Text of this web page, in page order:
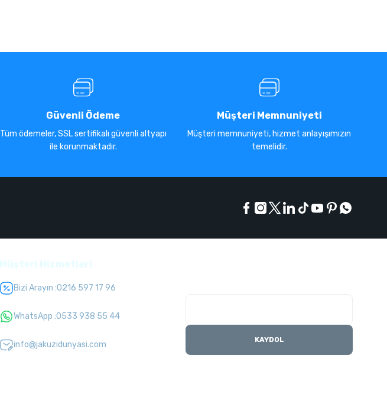
Güvenli Ödeme
Tüm ödemeler, SSL sertifikalı güvenli altyapı
ile korunmaktadır.
Müşteri Memnuniyeti
Müşteri memnuniyeti, hizmet anlayışımızın
temelidir.
Bizi Arayın :0216 597 17 96
WhatsApp :0533 938 55 44
info@jakuzidunyasi.com KAYDOL